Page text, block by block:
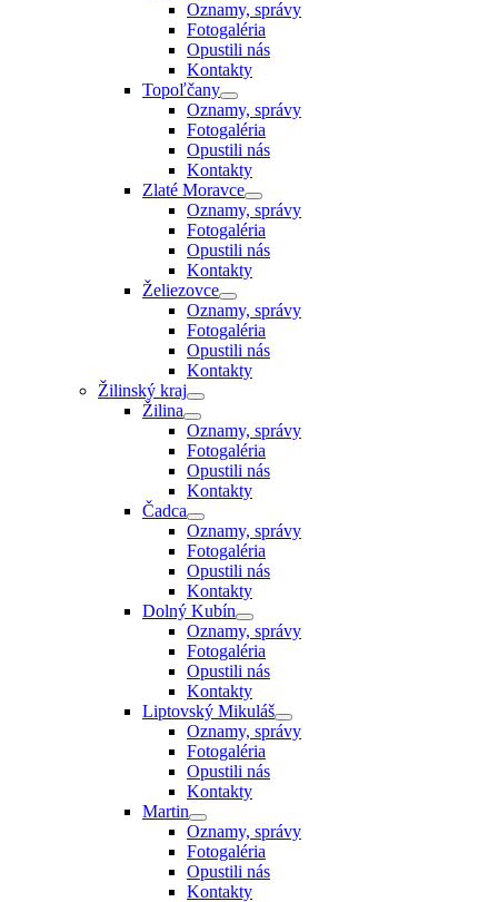
Oznamy, správy
Fotogaléria
Opustili nás
Kontakty
Topoľčany
Oznamy, správy
Fotogaléria
Opustili nás
Kontakty
Zlaté Moravce
Oznamy, správy
Fotogaléria
Opustili nás
Kontakty
Želiezovce
Oznamy, správy
Fotogaléria
Opustili nás
Kontakty
Žilinský kraj
Žilina
Oznamy, správy
Fotogaléria
Opustili nás
Kontakty
Čadca
Oznamy, správy
Fotogaléria
Opustili nás
Kontakty
Dolný Kubín
Oznamy, správy
Fotogaléria
Opustili nás
Kontakty
Liptovský Mikuláš
Oznamy, správy
Fotogaléria
Opustili nás
Kontakty
Martin
Oznamy, správy
Fotogaléria
Opustili nás
Kontakty